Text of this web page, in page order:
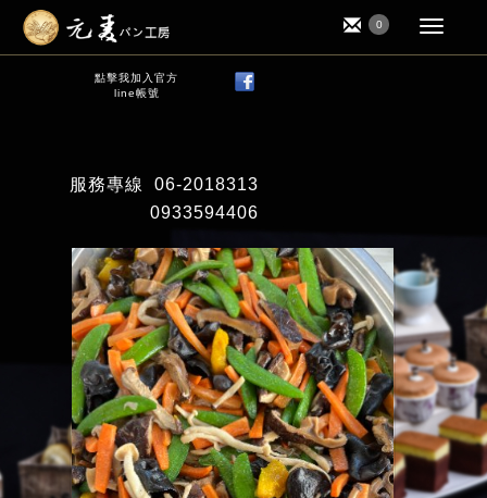
0
點擊我加入官方
line帳號
服務專線
06-2018313
0933594406